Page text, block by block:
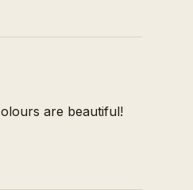
are beautiful!